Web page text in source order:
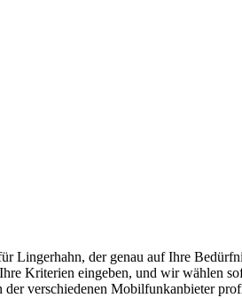
Lingerhahn, der genau auf Ihre
Kriterien eingeben, und wir wählen
der verschiedenen Mobilfunkanbieter